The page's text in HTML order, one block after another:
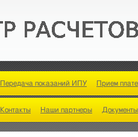
Контакты Наши партнеры Документы
Передача показаний ИПУ Прием